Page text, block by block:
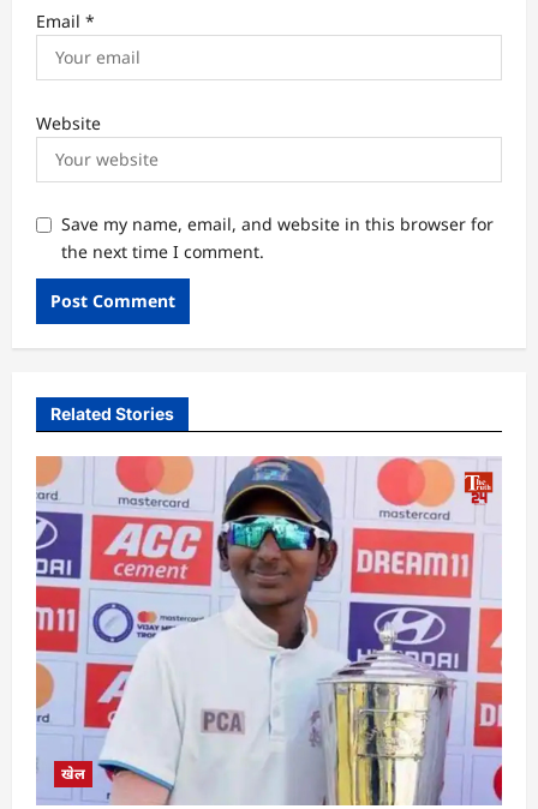
Email *
Website
Save my name, email, and website in this browser for
the next time I comment.
Related Stories
खेल